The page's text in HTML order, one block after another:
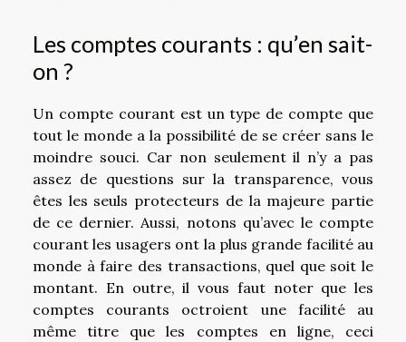
Les comptes courants : qu’en sait-
on ?
Un compte courant est un type de compte que
tout le monde a la possibilité de se créer sans le
moindre souci. Car non seulement il n’y a pas
assez de questions sur la transparence, vous
êtes les seuls protecteurs de la majeure partie
de ce dernier. Aussi, notons qu’avec le compte
courant les usagers ont la plus grande facilité au
monde à faire des transactions, quel que soit le
montant. En outre, il vous faut noter que les
comptes courants octroient une facilité au
même titre que les comptes en ligne, ceci